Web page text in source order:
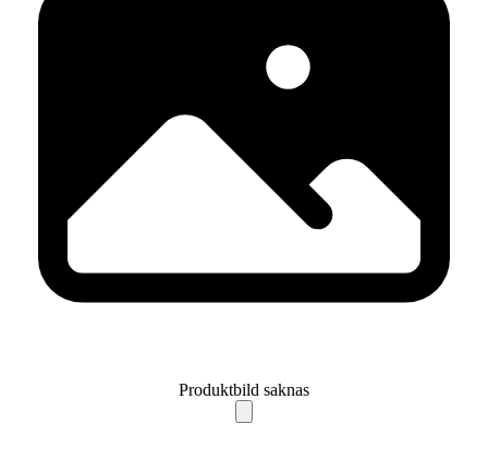
Produktbild saknas